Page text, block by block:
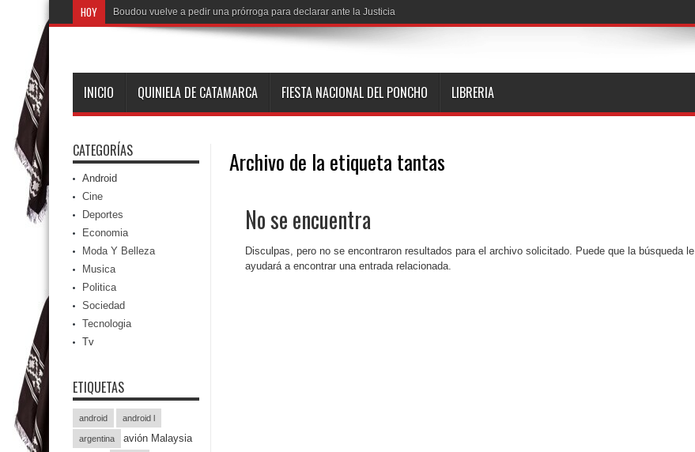
HOY Boudou vuelve a pedir una prórroga para declarar ante la Justicia
INICIO QUINIELA DE CATAMARCA FIESTA NACIONAL DEL PONCHO LIBRERIA
Archivo de la etiqueta tantas
No se encuentra
Disculpas, pero no se encontraron resultados para el archivo solicitado. Puede que la búsqueda le
ayudará a encontrar una entrada relacionada.
CATEGORÍAS
Android
Cine
Deportes
Economia
Moda Y Belleza
Musica
Politica
Sociedad
Tecnologia
Tv
ETIQUETAS
android android l
argentina
avión Malaysia